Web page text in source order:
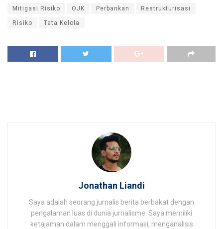
Mitigasi Risiko OJK Perbankan Restrukturisasi
Risiko Tata Kelola
Jonathan Liandi
Saya adalah seorang jurnalis berita berbakat dengan
pengalaman luas di dunia jurnalisme. Saya memiliki
ketajaman dalam menggali informasi, menganalisis